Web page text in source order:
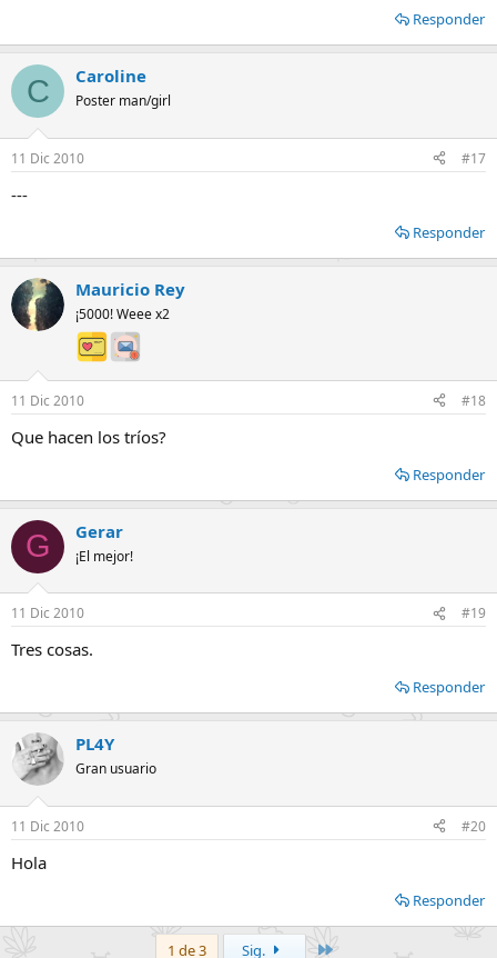
Responder
C Caroline
Poster man/girl
11 Dic 2010 #17
---
Responder
Mauricio Rey
¡5000! Weee x2
11 Dic 2010 #18
Que hacen los tríos?
Responder
G Gerar
¡El mejor!
11 Dic 2010 #19
Tres cosas.
Responder
PL4Y
Gran usuario
11 Dic 2010 #20
Hola
Responder
1 de 3 Sig.